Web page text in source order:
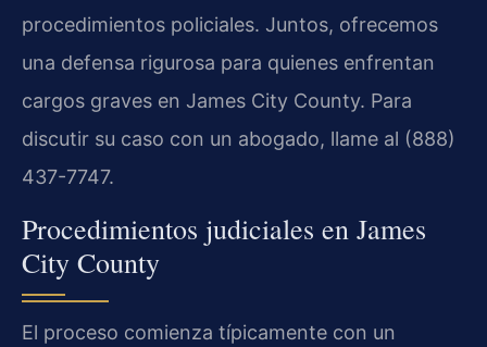
procedimientos policiales. Juntos, ofrecemos
una defensa rigurosa para quienes enfrentan
cargos graves en James City County. Para
discutir su caso con un abogado, llame al (888)
437-7747.
Procedimientos judiciales en James
City County
El proceso comienza típicamente con un